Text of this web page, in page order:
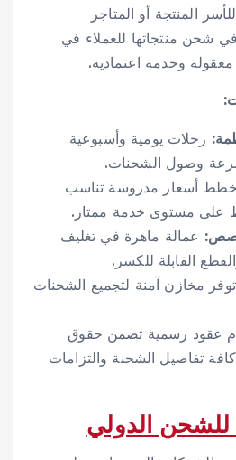
المنتجة أو المتاجر
في شحن منتجاتها للعملاء في
وخدمة اعتمادية.
رحلات يومية وأسبوعية
وصول الشحنات.
خطط أسعار مدروسة تناسب
على مستوى خدمة ممتاز.
عمالة ماهرة في تغليف
القابلة للكسر.
توفر مخازن آمنة لتجميع الشحنات
عقود رسمية تضمن حقوق
تفاصيل الشحنة والتزامات
للشحن الدولي